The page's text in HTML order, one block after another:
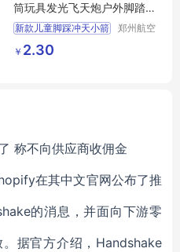
筒玩具发光飞天炮户外脚踏
式发射器
新款儿童脚踩冲天小箭
发射筒玩具发光飞天炮
户外脚踏式发射器
郑州航空
￥ 2.30
称不向供应商收佣金
在其中文官网公布了推
的消息，并面向下游零
据官方介绍，Handshake